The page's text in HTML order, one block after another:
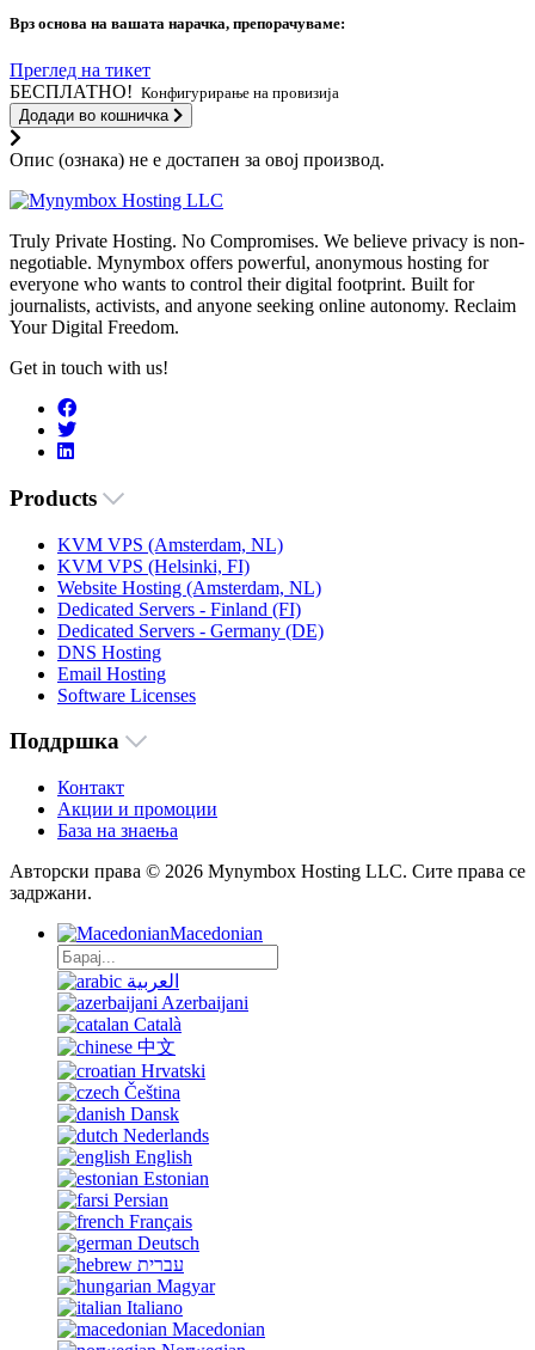
Врз основа на вашата нарачка, препорачуваме:
Преглед на тикет
БЕСПЛАТНО! Конфигурирање на провизија
Додади во кошничка
Опис (ознака) не е достапен за овој производ.
Truly Private Hosting. No Compromises. We believe privacy is non-
negotiable. Mynymbox offers powerful, anonymous hosting for
everyone who wants to control their digital footprint. Built for
journalists, activists, and anyone seeking online autonomy. Reclaim
Your Digital Freedom.
Get in touch with us!
Products
KVM VPS (Amsterdam, NL)
KVM VPS (Helsinki, FI)
Website Hosting (Amsterdam, NL)
Dedicated Servers - Finland (FI)
Dedicated Servers - Germany (DE)
DNS Hosting
Email Hosting
Software Licenses
Поддршка
Контакт
Акции и промоции
База на знаења
Авторски права © 2026 Mynymbox Hosting LLC. Сите права се
задржани.
Macedonian
العربية
Azerbaijani
Català
中文
Hrvatski
Čeština
Dansk
Nederlands
English
Estonian
Persian
Français
Deutsch
עברית
Magyar
Italiano
Macedonian